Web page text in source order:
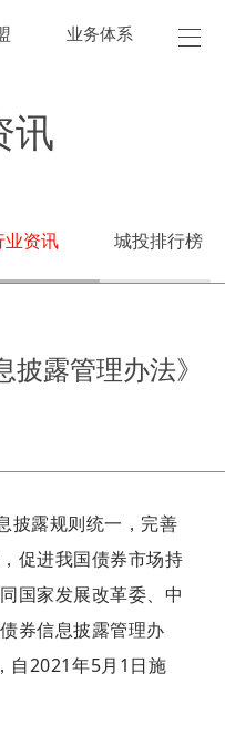
业务体系 城
讯
业资讯 城投排行榜
披露管理办法》
披露规则统一，完善
促进我国债券市场持
国家发展改革委、中
券信息披露管理办
自2021年5月1日施